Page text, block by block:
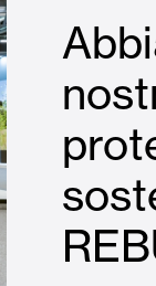
Frangisole e